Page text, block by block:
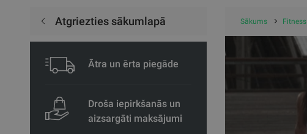
Atgriezties sākumlapā
Ātra un ērta piegāde
Droša iepirkšanās un
aizsargāti maksājumi
Sākums Fitness